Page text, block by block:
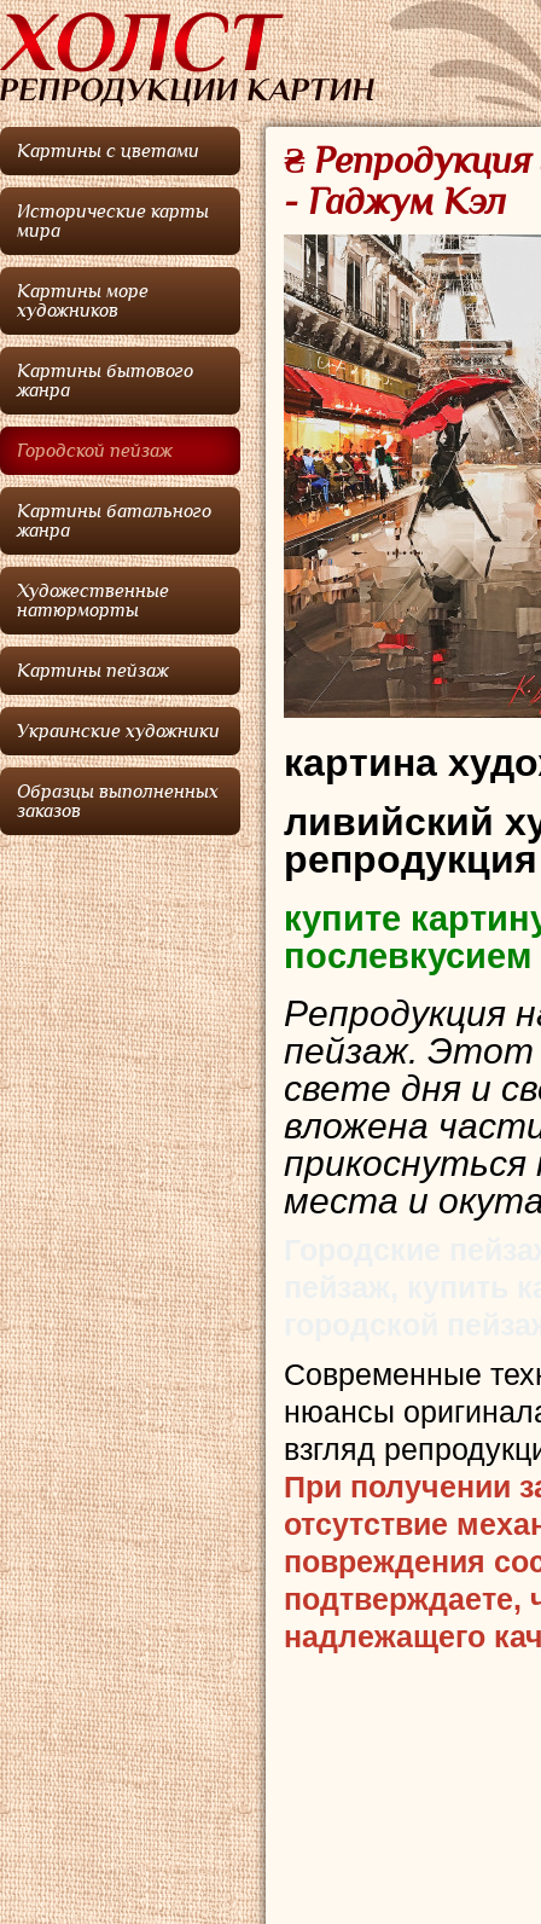
Картины с цветами
Исторические карты
мира
Картины море
художников
Картины бытового
жанра
Городской пейзаж
Картины батального
жанра
Художественные
натюрморты
Картины пейзаж
Украинские художники
Образцы выполненных
заказов
₴
- Гаджум Кэл
картина
ливийский
купите
послевкусием
Репродукция
пейзаж. Этот
свете дня и
вложена
места и
Современные
нюансы
взгляд
При получении
отсутствие
повреждения
подтверждаете,
надлежащего